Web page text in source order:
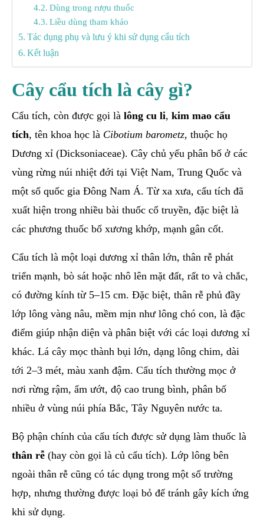
Dùng trong rượu thuốc
Liều dùng tham khảo
Tác dụng phụ và lưu ý khi sử dụng cẩu tích
Kết luận
Cây cẩu tích là cây gì?
Cẩu tích, còn được gọi là lông cu li, kim mao cẩu
tích, tên khoa học là Cibotium barometz, thuộc họ
Dương xỉ (Dicksoniaceae). Cây chủ yếu phân bố ở các
vùng rừng núi nhiệt đới tại Việt Nam, Trung Quốc và
một số quốc gia Đông Nam Á. Từ xa xưa, cẩu tích đã
xuất hiện trong nhiều bài thuốc cổ truyền, đặc biệt là
các phương thuốc bổ xương khớp, mạnh gân cốt.
Cẩu tích là một loại dương xỉ thân lớn, thân rễ phát
triển mạnh, bò sát hoặc nhô lên mặt đất, rất to và chắc,
có đường kính từ 5–15 cm. Đặc biệt, thân rễ phủ đầy
lớp lông vàng nâu, mềm mịn như lông chó con, là đặc
điểm giúp nhận diện và phân biệt với các loại dương xỉ
khác. Lá cây mọc thành bụi lớn, dạng lông chim, dài
tới 2–3 mét, màu xanh đậm. Cẩu tích thường mọc ở
nơi rừng rậm, ẩm ướt, độ cao trung bình, phân bố
nhiều ở vùng núi phía Bắc, Tây Nguyên nước ta.
Bộ phận chính của cẩu tích được sử dụng làm thuốc là
thân rễ (hay còn gọi là củ cẩu tích). Lớp lông bên
ngoài thân rễ cũng có tác dụng trong một số trường
hợp, nhưng thường được loại bỏ để tránh gây kích ứng
khi sử dụng.